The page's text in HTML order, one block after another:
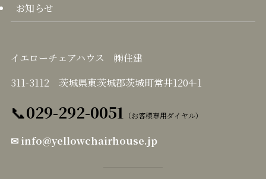
お知らせ
イエローチェアハウス ㈱住建
311-3112 茨城県東茨城郡茨城町常井1204-1
📞029-292-0051 （お客様専用ダイヤル）
✉ info@yellowchairhouse.jp